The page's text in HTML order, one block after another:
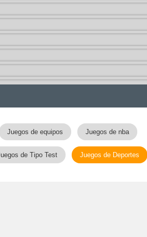
Juegos de equipos Juegos de nba
de Tipo Test Juegos de Deportes